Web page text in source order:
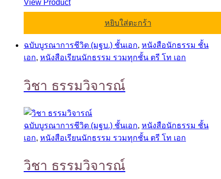
View Product
หยิบใส่ตะกร้า
ฉบับบูรณาการชีวิต (มฐบ.) ชั้นเอก, หนังสือนักธรรม ชั้น
เอก, หนังสือเรียนนักธรรม รวมทุกชั้น ตรี โท เอก
วิชา ธรรมวิจารณ์
ฉบับบูรณาการชีวิต (มฐบ.) ชั้นเอก, หนังสือนักธรรม ชั้น
เอก, หนังสือเรียนนักธรรม รวมทุกชั้น ตรี โท เอก
วิชา ธรรมวิจารณ์